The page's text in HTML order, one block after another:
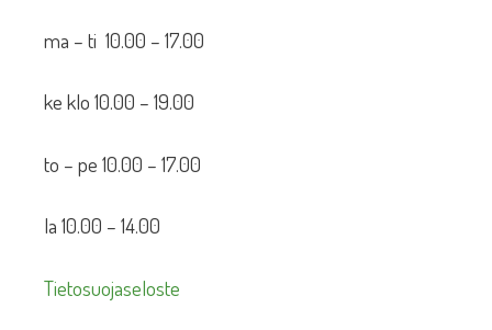
ma – ti 10.00 – 17.00
ke klo 10.00 – 19.00
to – pe 10.00 – 17.00
la 10.00 – 14.00
Tietosuojaseloste